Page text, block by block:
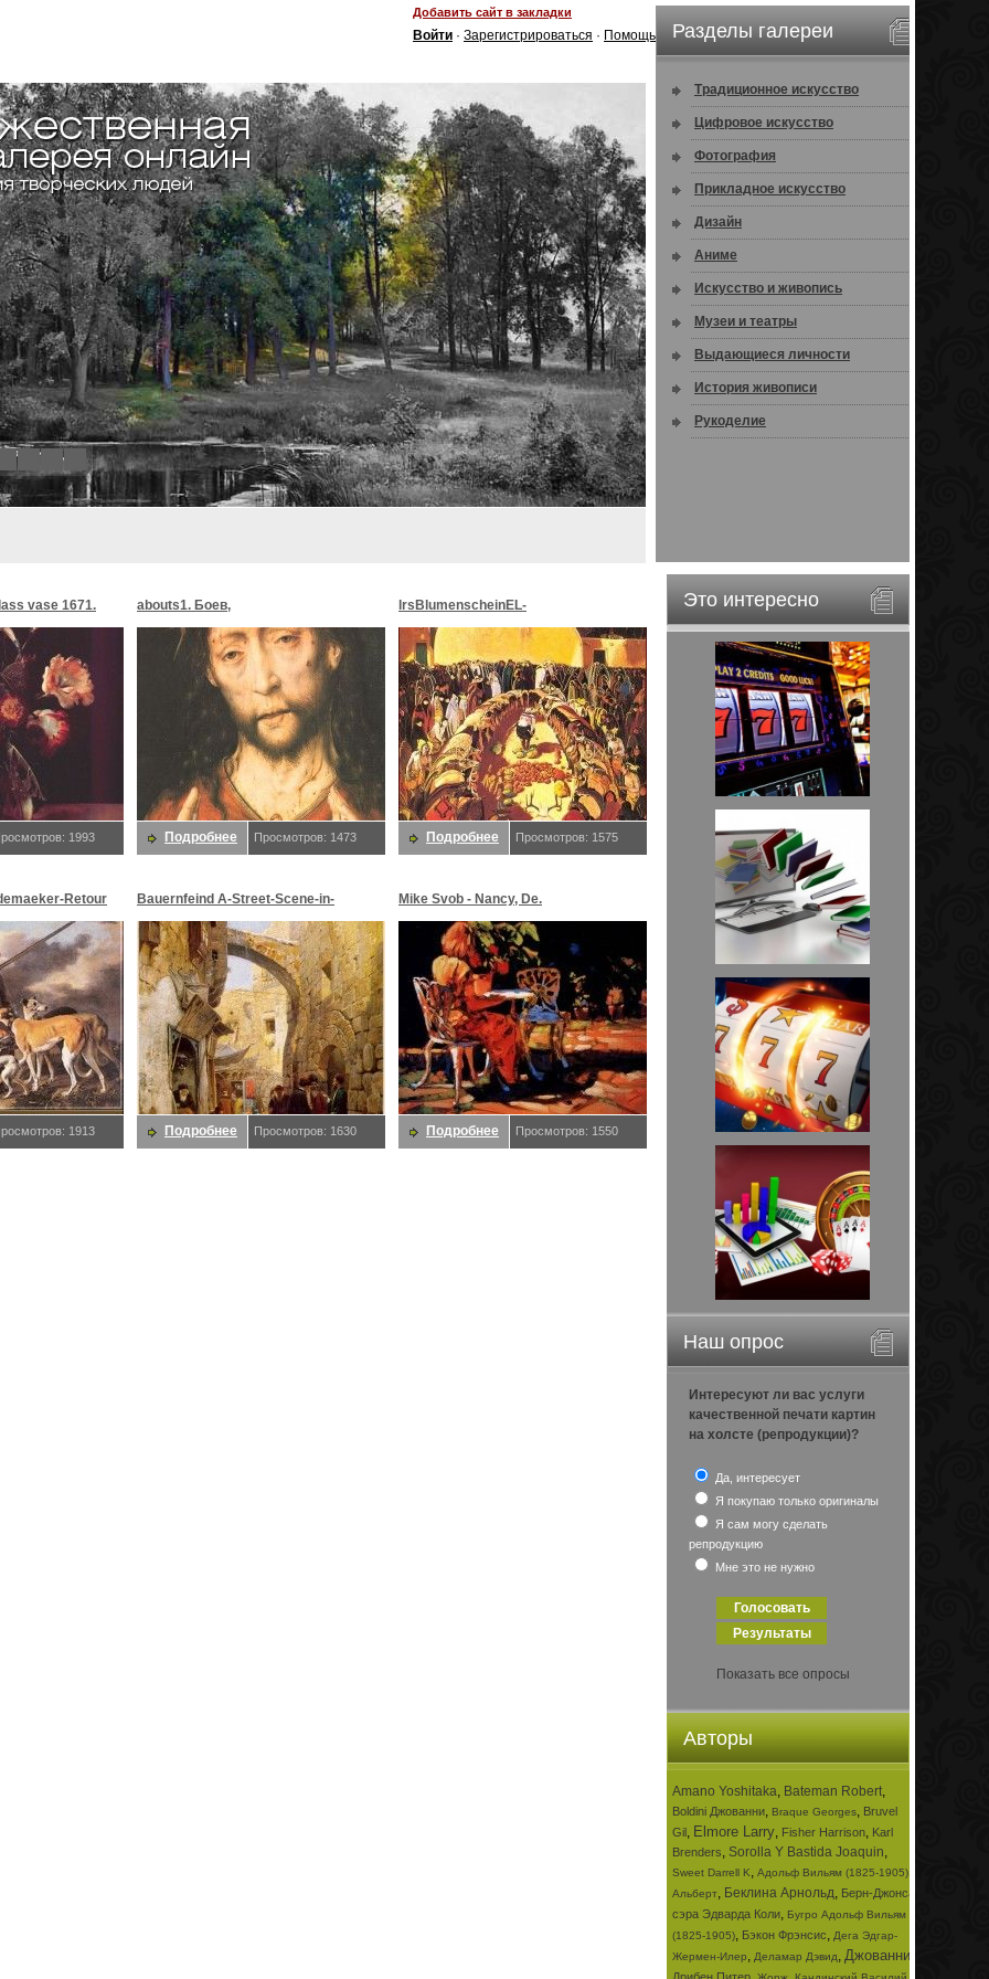
Добавить сайт в закладки
Войти · Зарегистрироваться · Помощь
8
Разделы галереи
Традиционное искусство
Цифровое искусство
Фотография
Прикладное искусство
Дизайн
Аниме
Искусство и живопись
Музеи и театры
Выдающиеся личности
История живописи
Рукоделие
Это интересно
Наш опрос
Интересуют ли вас услуги
качественной печати картин
на холсте (репродукции)?
Да, интересует
Я покупаю только оригиналы
Я сам могу сделать
репродукцию
Мне это не нужно
Показать все опросы
Авторы
Amano Yoshitaka, Bateman Robert,
Boldini Джованни, Braque Georges, Bruvel
Gil, Elmore Larry, Fisher Harrison, Karl
Brenders, Sorolla Y Bastida Joaquin,
Sweet Darrell K, Адольф Вильям (1825-1905)
Альберт, Беклина Арнольд, Берн-Джонса
сэра Эдварда Коли, Бугро Адольф Вильям
(1825-1905), Бэкон Фрэнсис, Дега Эдгар-
Жермен-Илер, Деламар Дэвид, Джованни
vase 1671.
1993
abouts1. Боев,
Подробнее Просмотров: 1473
lrsBlumenscheinEL-
MoonMorningstar&EveStar.
Blumenschein,
Подробнее Просмотров: 1575
Retour
1913
Bauernfeind A-Street-Scene-in-
Jerusalem-sj. Bauernfeind,
Подробнее Просмотров: 1630
Mike Svob - Nancy, De.
Подробнее Просмотров: 1550